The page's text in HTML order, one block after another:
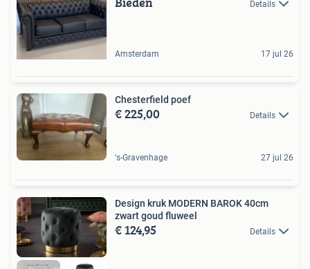
Details
Amsterdam 17 jul 26
Chesterfield poef
€ 225,00 Details
's-Gravenhage 27 jul 26
Design kruk MODERN BAROK 40cm
zwart goud fluweel
€ 124,95 Details